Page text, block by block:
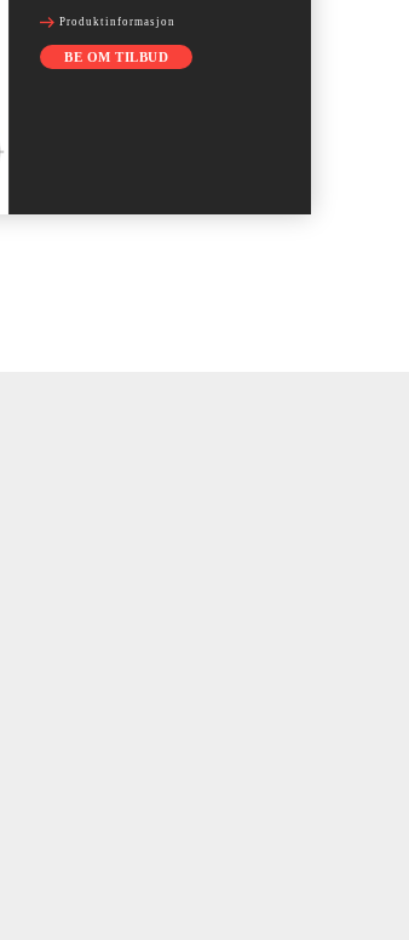
Produktinformasjon
BE OM TILBUD